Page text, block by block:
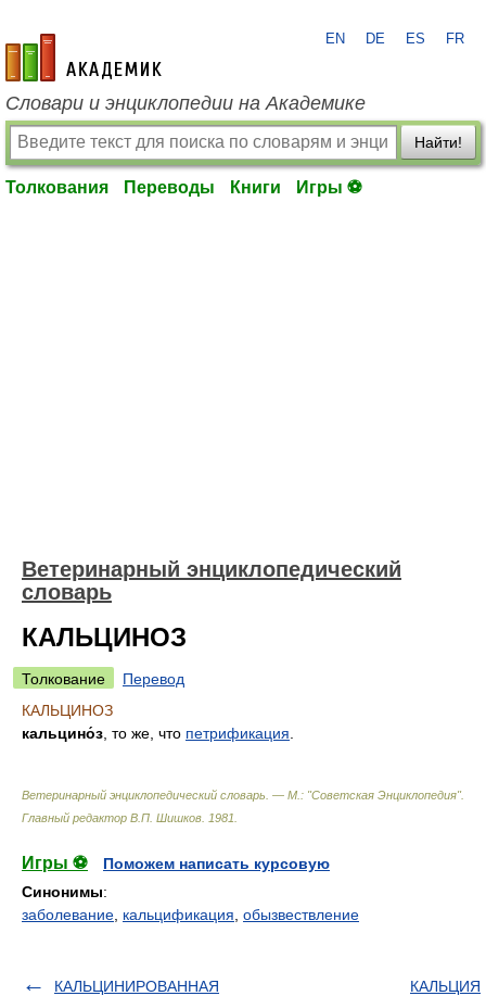
academic.ru
EN DE ES FR
Словари и энциклопедии на Академике
Найти!
Толкования Переводы Книги Игры ⚽
Ветеринарный энциклопедический
словарь
КАЛЬЦИНОЗ
Толкование
Перевод
КАЛЬЦИНОЗ
кальцино́з , то же, что петрификация
Ветеринарный энциклопедический словарь. — М.: "Советская Энциклопедия".
Главный редактор В.П. Шишков 1981
Игры ⚽
Поможем написать курсовую
Синонимы:
заболевание кальцификация обызвествление
КАЛЬЦИНИРОВАННАЯ
КАЛЬЦИЯ